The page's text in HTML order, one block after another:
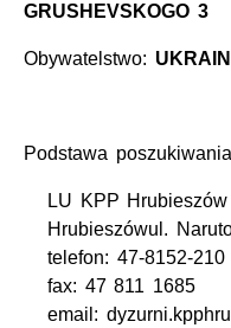
GRUSHEVSKOGO 3
Obywatelstwo:
Podstawa
LU KPP
Hrubieszówul.
telefon: 47-8152-210
fax: 47 811 1685
email: